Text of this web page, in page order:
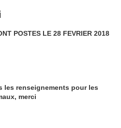
POSTES LE 28 FEVRIER 2018
les renseignements pour les
merci